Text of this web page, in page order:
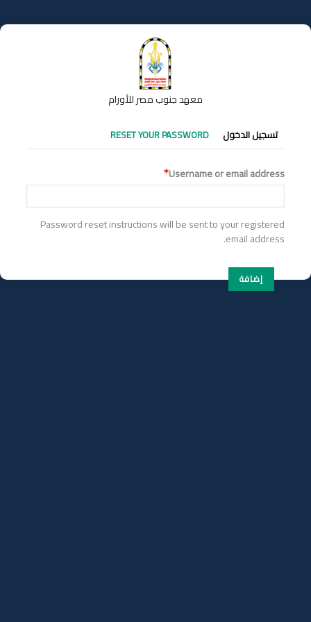
إلى
المحتوى
معهد جنوب مصر للأورام
التبويبات
الأساسية
تسجيل الدخول RESET YOUR PASSWORD
Username or email address
Password reset instructions will be sent to your registered
email address.